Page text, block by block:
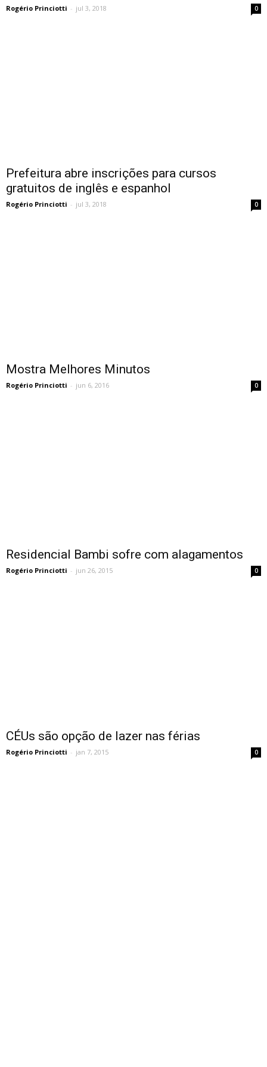
Rogério Princiotti - jul 3, 2018 0
Prefeitura abre inscrições para cursos
gratuitos de inglês e espanhol
Rogério Princiotti - jul 3, 2018 0
Mostra Melhores Minutos
Rogério Princiotti - jun 6, 2016 0
Residencial Bambi sofre com alagamentos
Rogério Princiotti - jun 26, 2015 0
CÉUs são opção de lazer nas férias
Rogério Princiotti - jan 7, 2015 0